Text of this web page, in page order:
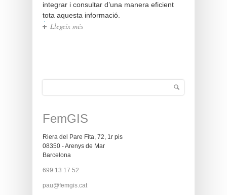
integrar i consultar d’una manera eficient
tota aquesta informació.
Llegeix més
Formulari de cerca
Cerca
FemGIS
Riera del Pare Fita, 72, 1r pis
08350 - Arenys de Mar
Barcelona
699 13 17 52
pau@femgis.cat